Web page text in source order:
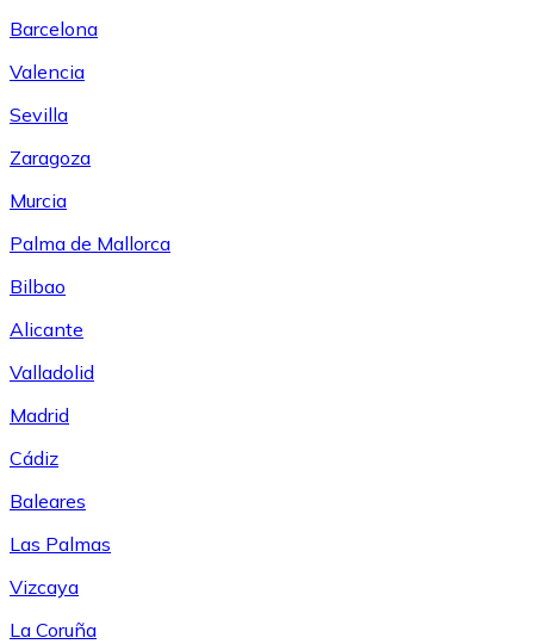
Barcelona
Valencia
Sevilla
Zaragoza
Murcia
Palma de Mallorca
Bilbao
Alicante
Valladolid
Madrid
Cádiz
Baleares
Las Palmas
Vizcaya
La Coruña